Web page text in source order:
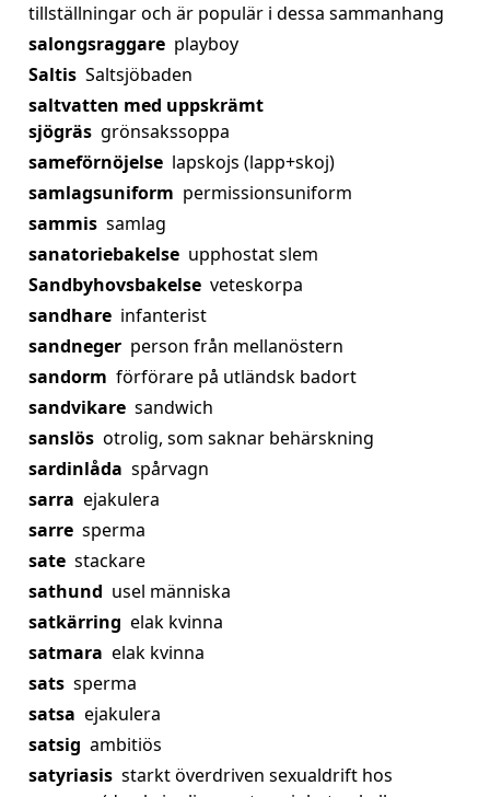
tillställningar och är populär i dessa sammanhang
salongsraggare playboy
Saltis Saltsjöbaden
saltvatten med uppskrämt
sjögräs grönsakssoppa
sameförnöjelse lapskojs (lapp+skoj)
samlagsuniform permissionsuniform
sammis samlag
sanatoriebakelse upphostat slem
Sandbyhovsbakelse veteskorpa
sandhare infanterist
sandneger person från mellanöstern
sandorm förförare på utländsk badort
sandvikare sandwich
sanslös otrolig, som saknar behärskning
sardinlåda spårvagn
sarra ejakulera
sarre sperma
sate stackare
sathund usel människa
satkärring elak kvinna
satmara elak kvinna
sats sperma
satsa ejakulera
satsig ambitiös
satyriasis starkt överdriven sexualdrift hos